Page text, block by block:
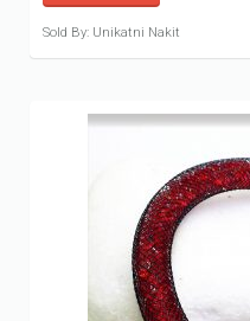
Sold By: Unikatni Nakit